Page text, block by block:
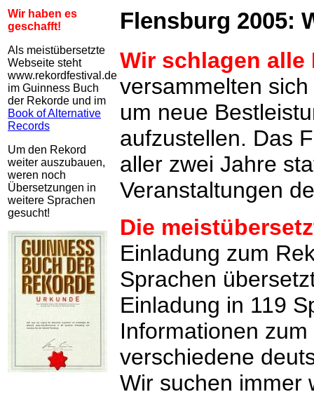
Wir haben es
geschafft!
Als meistübersetzte
Webseite steht
www.rekordfestival.de
im Guinness Buch
der Rekorde und im
Book of Alternative
Records
Um den Rekord
weiter auszubauen,
weren noch
Übersetzungen in
weitere Sprachen
gesucht!
Flensburg 2005:
Wir schlagen alle
versammelten
um neue
aufzustellen. Das
aller zwei Jahre
Veranstaltungen
Die
Einladung zum
Sprachen
Einladung in 119
Informationen
verschiedene
Wir suchen immer